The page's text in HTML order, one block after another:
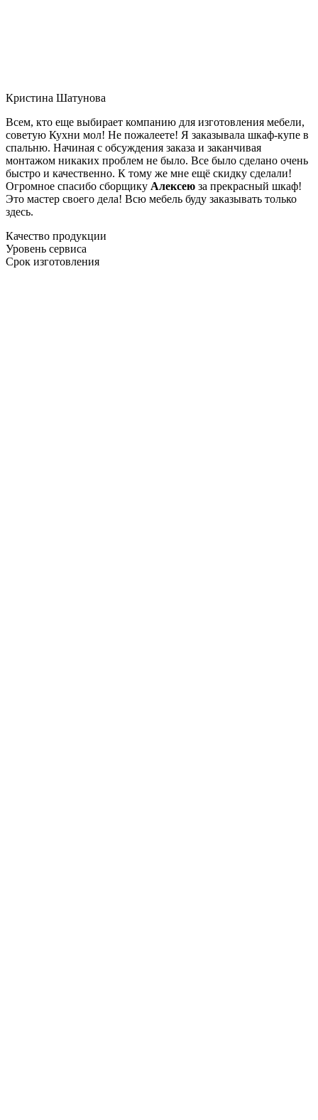
Кристина Шатунова
Всем, кто еще выбирает компанию для изготовления мебели,
советую Кухни мол! Не пожалеете! Я заказывала шкаф-купе в
спальню. Начиная с обсуждения заказа и заканчивая
монтажом никаких проблем не было. Все было сделано очень
быстро и качественно. К тому же мне ещё скидку сделали!
Огромное спасибо сборщику Алексею за прекрасный шкаф!
Это мастер своего дела! Всю мебель буду заказывать только
здесь.
Качество продукции
Уровень сервиса
Срок изготовления